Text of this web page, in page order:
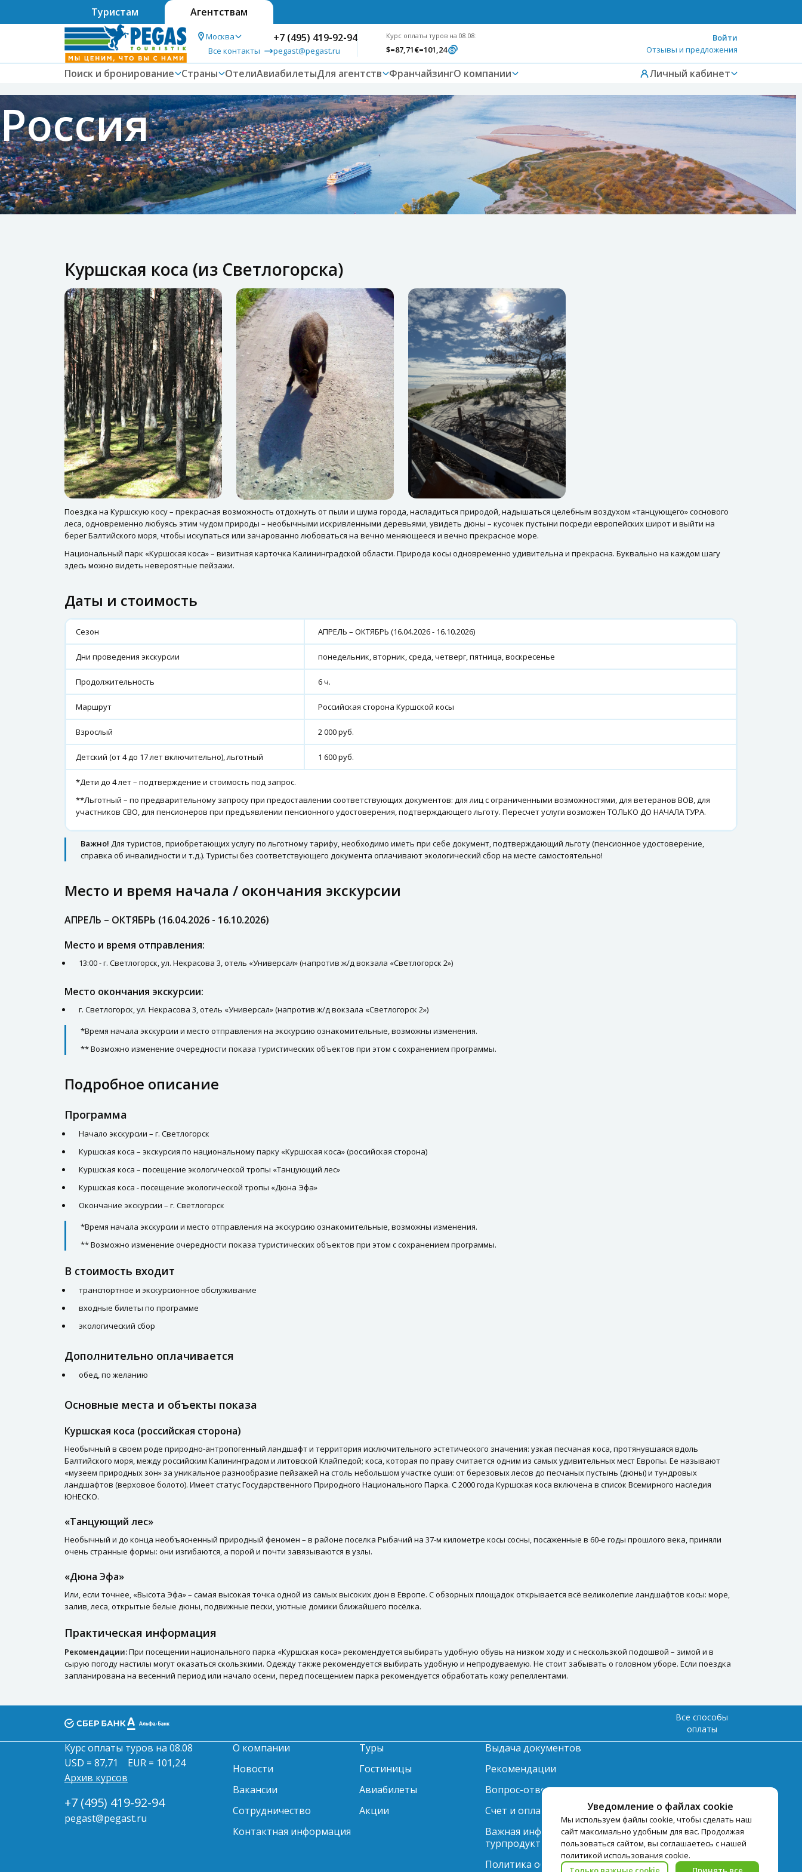
Туристам Агентствам
Москва
Все контакты
+7 (495) 419-92-94
pegast@pegast.ru
Курс оплаты туров на 08.08:
$=87,71€=101,24
Войти
Отзывы и предложения
Поиск и бронирование Страны ОтелиАвиабилетыДля агентств ФранчайзингО компании Личный кабинет
Россия
Куршская коса (из Светлогорска)
Поездка на Куршскую косу – прекрасная возможность отдохнуть от пыли и шума города, насладиться природой, надышаться целебным воздухом «танцующего» соснового
леса, одновременно любуясь этим чудом природы – необычными искривленными деревьями, увидеть дюны – кусочек пустыни посреди европейских широт и выйти на
берег Балтийского моря, чтобы искупаться или зачарованно любоваться на вечно меняющееся и вечно прекрасное море.
Национальный парк «Куршская коса» – визитная карточка Калининградской области. Природа косы одновременно удивительна и прекрасна. Буквально на каждом шагу
здесь можно видеть невероятные пейзажи.
Даты и стоимость
Сезон АПРЕЛЬ – ОКТЯБРЬ (16.04.2026 - 16.10.2026)
Дни проведения экскурсии понедельник, вторник, среда, четверг, пятница, воскресенье
Продолжительность 6 ч.
Маршрут Российская сторона Куршской косы
Взрослый 2 000 руб.
Детский (от 4 до 17 лет включительно), льготный 1 600 руб.
*Дети до 4 лет – подтверждение и стоимость под запрос.
**Льготный – по предварительному запросу при предоставлении соответствующих документов: для лиц с ограниченными возможностями, для ветеранов ВОВ, для
участников СВО, для пенсионеров при предъявлении пенсионного удостоверения, подтверждающего льготу. Пересчет услуги возможен ТОЛЬКО ДО НАЧАЛА ТУРА.
Важно! Для туристов, приобретающих услугу по льготному тарифу, необходимо иметь при себе документ, подтверждающий льготу (пенсионное удостоверение,
справка об инвалидности и т.д.). Туристы без соответствующего документа оплачивают экологический сбор на месте самостоятельно!
Место и время начала / окончания экскурсии
АПРЕЛЬ – ОКТЯБРЬ (16.04.2026 - 16.10.2026)
Место и время отправления:
13:00 - г. Светлогорск, ул. Некрасова 3, отель «Универсал» (напротив ж/д вокзала «Светлогорск 2»)
Место окончания экскурсии:
г. Светлогорск, ул. Некрасова 3, отель «Универсал» (напротив ж/д вокзала «Светлогорск 2»)
*Время начала экскурсии и место отправления на экскурсию ознакомительные, возможны изменения.
** Возможно изменение очередности показа туристических объектов при этом с сохранением программы.
Подробное описание
Программа
Начало экскурсии – г. Светлогорск
Куршская коса – экскурсия по национальному парку «Куршская коса» (российская сторона)
Куршская коса – посещение экологической тропы «Танцующий лес»
Куршская коса - посещение экологической тропы «Дюна Эфа»
Окончание экскурсии – г. Светлогорск
*Время начала экскурсии и место отправления на экскурсию ознакомительные, возможны изменения.
** Возможно изменение очередности показа туристических объектов при этом с сохранением программы.
В стоимость входит
транспортное и экскурсионное обслуживание
входные билеты по программе
экологический сбор
Дополнительно оплачивается
обед, по желанию
Основные места и объекты показа
Куршская коса (российская сторона)
Необычный в своем роде природно-антропогенный ландшафт и территория исключительного эстетического значения: узкая песчаная коса, протянувшаяся вдоль
Балтийского моря, между российским Калининградом и литовской Клайпедой; коса, которая по праву считается одним из самых удивительных мест Европы. Ее называют
«музеем природных зон» за уникальное разнообразие пейзажей на столь небольшом участке суши: от березовых лесов до песчаных пустынь (дюны) и тундровых
ландшафтов (верховое болото). Имеет статус Государственного Природного Национального Парка. С 2000 года Куршская коса включена в список Всемирного наследия
ЮНЕСКО.
«Танцующий лес»
Необычный и до конца необъясненный природный феномен – в районе поселка Рыбачий на 37-м километре косы сосны, посаженные в 60-е годы прошлого века, приняли
очень странные формы: они изгибаются, а порой и почти завязываются в узлы.
«Дюна Эфа»
Или, если точнее, «Высота Эфа» – самая высокая точка одной из самых высоких дюн в Европе. С обзорных площадок открывается всё великолепие ландшафтов косы: море,
залив, леса, открытые белые дюны, подвижные пески, уютные домики ближайшего посёлка.
Практическая информация
Рекомендации:При посещении национального парка «Куршская коса» рекомендуется выбирать удобную обувь на низком ходу и с нескользкой подошвой – зимой и в
сырую погоду настилы могут оказаться скользкими. Одежду также рекомендуется выбирать удобную и непродуваемую. Не стоит забывать о головном уборе. Если поездка
запланирована на весенний период или начало осени, перед посещением парка рекомендуется обработать кожу репеллентами.
Уведомление о файлах cookie
Мы используем файлы cookie, чтобы сделать наш
сайт максимально удобным для вас. Продолжая
пользоваться сайтом, вы соглашаетесь с нашей
политикой использования cookie.
Все способы
оплаты
Курс оплаты туров на 08.08
USD = 87,71
EUR = 101,24
Архив курсов
+7 (495) 419-92-94
pegast@pegast.ru
О компании
Новости
Вакансии
Сотрудничество
Контактная информация
Туры
Гостиницы
Авиабилеты
Акции
Выдача документов
Рекомендации
Вопрос-ответ
Счет и оплата
Важная информация по
турпродукту
Политика обработки